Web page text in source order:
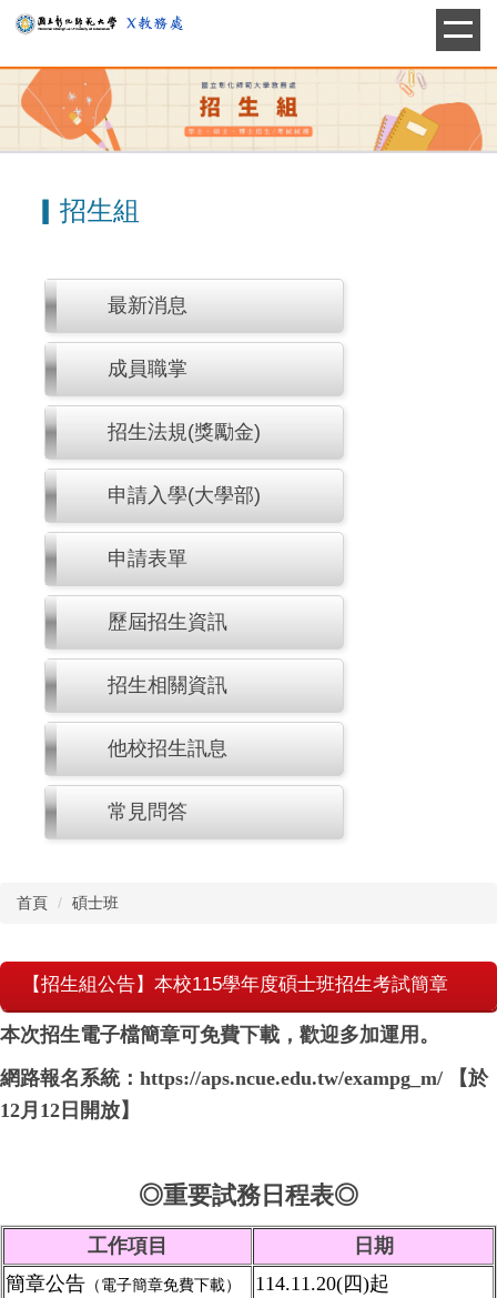
跳
到
要
內
區
▎招生組
最新消息
成員職掌
招生法規(獎勵金)
申請入學(大學部)
申請表單
歷屆招生資訊
招生相關資訊
他校招生訊息
常見問答
首頁 碩士班
【招生組公告】本校115學年度碩士班招生考試簡章
本次招生電子檔簡章可免費下載，歡迎多加運用。
網路報名系統： https://aps.ncue.edu.tw/exampg_m/ 【於
12月12日開放】
◎重要試務日程表◎
工作項目
日期
簡章公告 （電子簡章免費下載） 114.11.20(四)起